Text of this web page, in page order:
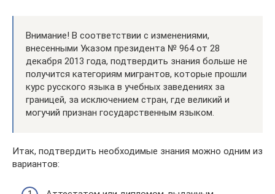
Внимание! В соответствии с изменениями,
внесенными Указом президента № 964 от 28
декабря 2013 года, подтвердить знания больше не
получится категориям мигрантов, которые прошли
курс русского языка в учебных заведениях за
границей, за исключением стран, где великий и
могучий признан государственным языком.
Итак, подтвердить необходимые знания можно одним из
вариантов: